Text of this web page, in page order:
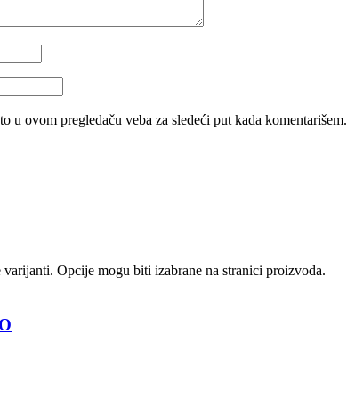
u ovom pregledaču veba za sledeći put kada komentarišem.
Opcije mogu biti izabrane na stranici proizvoda.